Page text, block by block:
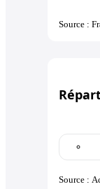
Source :
Source :